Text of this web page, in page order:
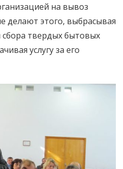
на вывоз
делают этого, выбрасывая
твердых бытовых
услугу за его